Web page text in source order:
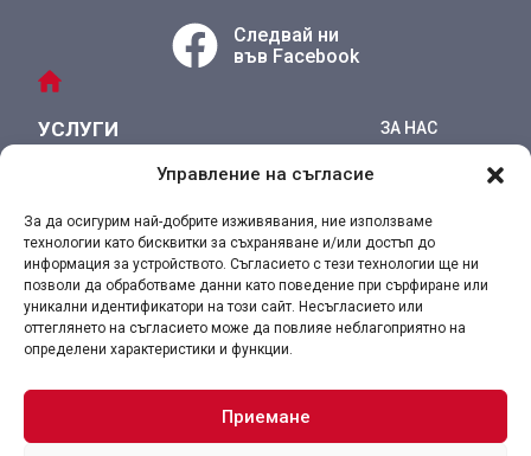
Управление на съгласие
За да осигурим най-добрите изживявания, ние използваме
технологии като бисквитки за съхраняване и/или достъп до
информация за устройството. Съгласието с тези технологии ще ни
позволи да обработваме данни като поведение при сърфиране или
уникални идентификатори на този сайт. Несъгласието или
оттеглянето на съгласието може да повлияе неблагоприятно на
определени характеристики и функции.
Приемане
Следвай ни
във Facebook
УСЛУГИ
РЕАЛИЗИРАНИ ОБЕКТИ
ЗА НАС
РЕФЕРЕНЦИИ
Алфа-Хим ЕООДВсички права запазени
Условия за ползване на сайта
Политика за личните данни